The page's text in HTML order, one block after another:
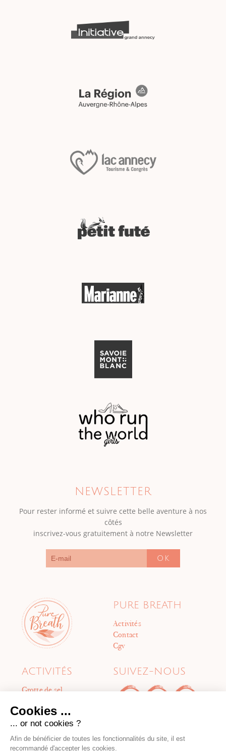
Cookies ...
... or not cookies ?
Afin de bénéficier de toutes les fonctionnalités du site, il est
recommandé d'accepter les cookies.
NEWSLETTER
Pour rester informé et suivre cette belle aventure à nos
côtés
inscrivez-vous gratuitement à notre Newsletter
OK
PURE BREATH
Activités
Contact
Cgv
ACTIVITÉS
Grotte de sel
Boost Session
Méditation sonore
Soins énergétiques
Drainage Lymphatique
SUIVEZ-NOUS